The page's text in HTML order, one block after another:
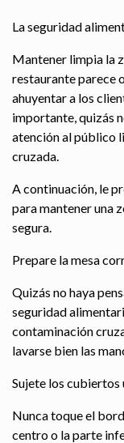
La seguridad
Mantener limpia la
restaurante parece
ahuyentar a los
importante, quizás
atención al público
cruzada.
A continuación, le
para mantener una
segura.
Prepare la mesa
Quizás no haya
seguridad
contaminación
lavarse bien las
Sujete los cubiertos
Nunca toque el
centro o la parte